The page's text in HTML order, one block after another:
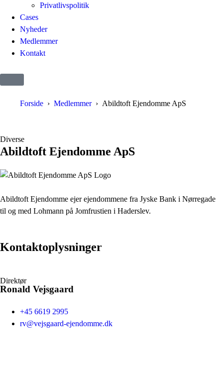
Privatlivspolitik
Cases
Nyheder
Medlemmer
Kontakt
Forside Medlemmer Abildtoft Ejendomme ApS
Diverse
Abildtoft Ejendomme ApS
Abildtoft Ejendomme ejer ejendommene fra Jyske Bank i Nørregade
til og med Lohmann på Jomfrustien i Haderslev.
Kontaktoplysninger
Direktør
Ronald Vejsgaard
+45 6619 2995
rv@vejsgaard-ejendomme.dk